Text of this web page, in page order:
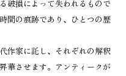
破損によって失われるもので
間の痕跡であり、ひとつの歴
作家に託し、それぞれの解釈
華させます。アンティークが